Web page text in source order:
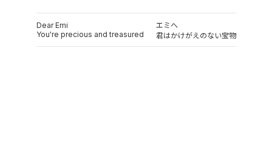
Dear Emi
You're precious and treasured
エミへ
君はかけがえのない宝物